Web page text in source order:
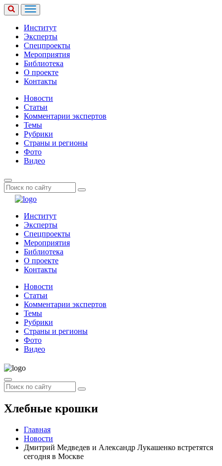
Институт
Эксперты
Спецпроекты
Мероприятия
Библиотека
О проекте
Контакты
Новости
Статьи
Комментарии экспертов
Темы
Рубрики
Страны и регионы
Фото
Видео
Институт
Эксперты
Спецпроекты
Мероприятия
Библиотека
О проекте
Контакты
Новости
Статьи
Комментарии экспертов
Темы
Рубрики
Страны и регионы
Фото
Видео
Хлебные крошки
Главная
Новости
Дмитрий Медведев и Александр Лукашенко встретятся
сегодня в Москве